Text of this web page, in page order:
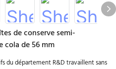
de conserve semi-
cola de 56 mm
du département R&D travaillent sans